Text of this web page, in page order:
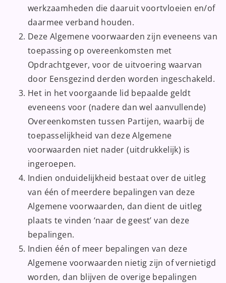
werkzaamheden die daaruit voortvloeien en/of
daarmee verband houden.
Deze Algemene voorwaarden zijn eveneens van
toepassing op overeenkomsten met
Opdrachtgever, voor de uitvoering waarvan
door Eensgezind derden worden ingeschakeld.
Het in het voorgaande lid bepaalde geldt
eveneens voor (nadere dan wel aanvullende)
Overeenkomsten tussen Partijen, waarbij de
toepasselijkheid van deze Algemene
voorwaarden niet nader (uitdrukkelijk) is
ingeroepen.
Indien onduidelijkheid bestaat over de uitleg
van één of meerdere bepalingen van deze
Algemene voorwaarden, dan dient de uitleg
plaats te vinden ‘naar de geest’ van deze
bepalingen.
Indien één of meer bepalingen van deze
Algemene voorwaarden nietig zijn of vernietigd
worden, dan blijven de overige bepalingen